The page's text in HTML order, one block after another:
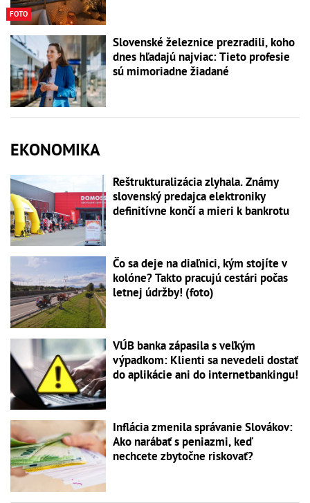
FOTO
Slovenské železnice prezradili, koho
dnes hľadajú najviac: Tieto profesie
sú mimoriadne žiadané
EKONOMIKA
Reštrukturalizácia zlyhala. Známy
slovenský predajca elektroniky
definitívne končí a mieri k bankrotu
Čo sa deje na diaľnici, kým stojíte v
kolóne? Takto pracujú cestári počas
letnej údržby! (foto)
VÚB banka zápasila s veľkým
výpadkom: Klienti sa nevedeli dostať
do aplikácie ani do internetbankingu!
Inflácia zmenila správanie Slovákov:
Ako narábať s peniazmi, keď
nechcete zbytočne riskovať?